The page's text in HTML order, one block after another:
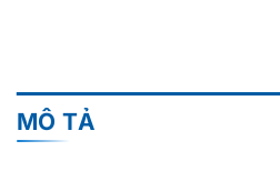
MÔ TẢ